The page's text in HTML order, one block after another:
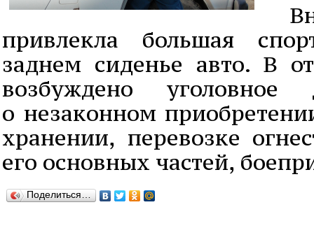
привлекла большая
заднем сиденье авто. В
возбуждено
о незаконном
хранении, перевозке
его основных частей,
Поделиться…